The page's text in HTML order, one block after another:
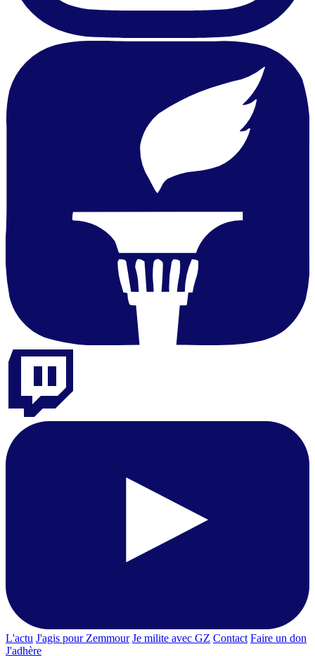
L'actu J'agis pour Zemmour Je milite avec GZ Contact Faire un don
J'adhère